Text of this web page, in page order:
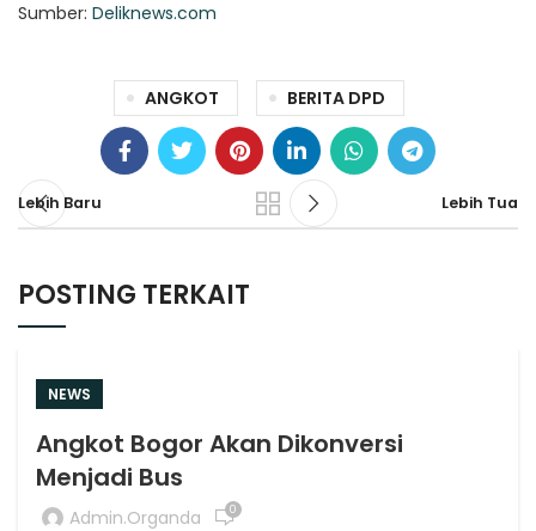
Sumber: Deliknews.com
ANGKOT BERITA DPD
Lebih Baru Lebih Tua
POSTING TERKAIT
NEWS
Angkot Bogor Akan Dikonversi
Menjadi Bus
Admin.organda 0